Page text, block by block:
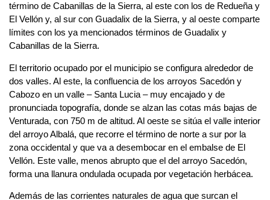
término de Cabanillas de la Sierra, al este con los de Redueña y
El Vellón y, al sur con Guadalix de la Sierra, y al oeste comparte
límites con los ya mencionados términos de Guadalix y
Cabanillas de la Sierra.
El territorio ocupado por el municipio se configura alrededor de
dos valles. Al este, la confluencia de los arroyos Sacedón y
Cabozo en un valle – Santa Lucia – muy encajado y de
pronunciada topografía, donde se alzan las cotas más bajas de
Venturada, con 750 m de altitud. Al oeste se sitúa el valle interior
del arroyo Albalá, que recorre el término de norte a sur por la
zona occidental y que va a desembocar en el embalse de El
Vellón. Este valle, menos abrupto que el del arroyo Sacedón,
forma una llanura ondulada ocupada por vegetación herbácea.
Además de las corrientes naturales de agua que surcan el